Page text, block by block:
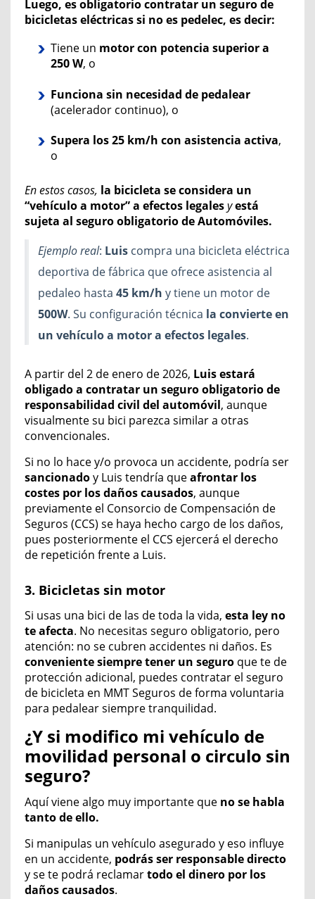
Luego, es obligatorio contratar un segurode
bicicletas eléctricassi no es pedelec, es decir:
Tiene un motor con potencia superior a
250 W, o
Funciona sin necesidad de pedalear
(acelerador continuo), o
Supera los 25 km/h con asistencia activa,
o
En estos casos, la bicicleta se considera un
“vehículo a motor”a efectos legalesyestá
sujeta al seguro obligatoriode Automóviles.
Ejemplo real: Luis compra una bicicleta eléctrica
deportiva de fábrica que ofrece asistencia al
pedaleo hasta 45 km/h y tiene un motor de
500W. Su configuración técnica la convierte en
un vehículo a motor a efectos legales.
A partir del 2 de enero de 2026, Luisestará
obligado a contratar un seguro obligatoriode
responsabilidad civil del automóvil, aunque
visualmente su bici parezca similar a otras
convencionales.
Si no lo hace y/o provoca un accidente, podría ser
sancionadoy Luis tendría queafrontar los
costes por losdaños causados, aunque
previamente el Consorcio de Compensación de
Seguros (CCS) se haya hecho cargo de los daños,
pues posteriormente el CCS ejercerá el derecho
de repetición frente a Luis.
3. Bicicletas sin motor
Si usas una bici de las de toda la vida, esta ley no
te afecta. No necesitas seguro obligatorio, pero
atención: no se cubren accidentes ni daños. Es
conveniente siempre tener un seguro que te de
protección adicional, puedes contratar el seguro
de bicicleta en MMT Seguros de forma voluntaria
para pedalear siempre tranquilidad.
¿Y si modifico mi vehículo de
movilidad personal o circulo sin
seguro?
Aquí viene algo muy importante que no se habla
tanto de ello.
Si manipulas un vehículo asegurado y eso influye
en un accidente, podrás ser responsable directo
y se te podrá reclamartodo el dinero por los
dañoscausados.